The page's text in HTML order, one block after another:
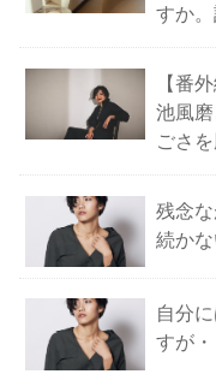
すか
【番
池風
ごさ
残念
続か
自分
すが